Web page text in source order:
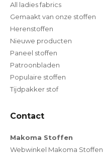
All ladies fabrics
Gemaakt van onze stoffen
Herenstoffen
Nieuwe producten
Paneel stoffen
Patroonbladen
Populaire stoffen
Tijdpakker stof
Contact
Makoma Stoffen
Webwinkel Makoma Stoffen